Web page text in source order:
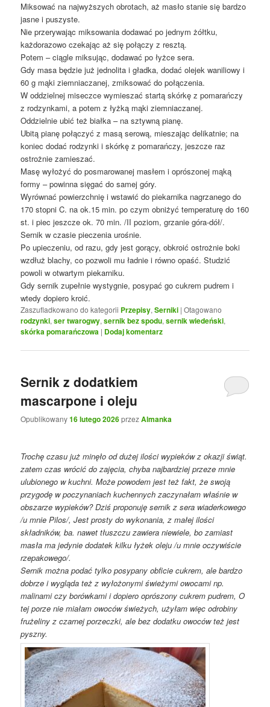
Miksować na najwyższych obrotach, aż masło stanie się bardzo
jasne i puszyste.
Nie przerywając miksowania dodawać po jednym żółtku,
każdorazowo czekając aż się połączy z resztą.
Potem – ciągle miksując, dodawać po łyżce sera.
Gdy masa będzie już jednolita i gładka, dodać olejek waniliowy i
60 g mąki ziemniaczanej, zmiksować do połączenia.
W oddzielnej miseczce wymieszać startą skórkę z pomarańczy
z rodzynkami, a potem z łyżką mąki ziemniaczanej.
Oddzielnie ubić też białka – na sztywną pianę.
Ubitą pianę połączyć z masą serową, mieszając delikatnie; na
koniec dodać rodzynki i skórkę z pomarańczy, jeszcze raz
ostrożnie zamieszać.
Masę wyłożyć do posmarowanej masłem i oprószonej mąką
formy – powinna sięgać do samej góry.
Wyrównać powierzchnię i wstawić do piekarnika nagrzanego do
170 stopni C. na ok.15 min. po czym obniżyć temperaturę do 160
st. i piec jeszcze ok. 70 min. /II poziom, grzanie góra-dół/.
Sernik w czasie pieczenia urośnie.
Po upieczeniu, od razu, gdy jest gorący, obkroić ostrożnie boki
wzdłuż blachy, co pozwoli mu ładnie i równo opaść. Studzić
powoli w otwartym piekarniku.
Gdy sernik zupełnie wystygnie, posypać go cukrem pudrem i
wtedy dopiero kroić.
Zaszufladkowano do kategorii Przepisy,Serniki |Otagowano
rodzynki,ser twarogwy,sernik bez spodu,sernik wiedeński,
skórka pomarańczowa | Dodaj komentarz
Sernik z dodatkiem
mascarpone i oleju
Opublikowany16 lutego 2026przezAlmanka
Trochę czasu już minęło od dużej ilości wypieków z okazji świąt.
zatem czas wrócić do zajęcia, chyba najbardziej przeze mnie
ulubionego w kuchni. Może powodem jest też fakt, że swoją
przygodę w poczynaniach kuchennych zaczynałam właśnie w
obszarze wypieków? Dziś proponuję sernik z sera wiaderkowego
/u mnie Pilos/, Jest prosty do wykonania, z małej ilości
składników, ba. nawet tłuszczu zawiera niewiele, bo zamiast
masła ma jedynie dodatek kilku łyżek oleju /u mnie oczywiście
rzepakowego/.
Sernik można podać tylko posypany obficie cukrem, ale bardzo
dobrze i wygląda też z wyłożonymi świeżymi owocami np.
malinami czy borówkami i dopiero oprószony cukrem pudrem, O
tej porze nie miałam owoców świeżych, użyłam więc odrobiny
frużeliny z czarnej porzeczki, ale bez dodatku owoców też jest
pyszny.